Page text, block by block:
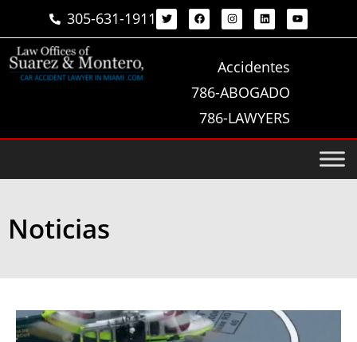
305-631-1911
Accidentes
786-ABOGADO
786-LAWYERS
Noticias